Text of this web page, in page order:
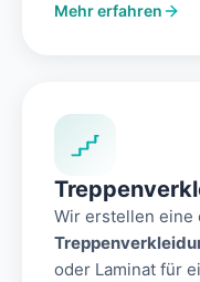
Mehr erfahren
Wir erstellen eine
oder Laminat für